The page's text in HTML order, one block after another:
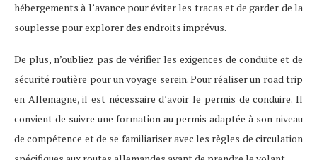
hébergements à l’avance pour éviter les tracas et de garder de la
souplesse pour explorer des endroits imprévus.
De plus, n’oubliez pas de vérifier les exigences de conduite et de
sécurité routière pour un voyage serein. Pour réaliser un road trip
en Allemagne, il est nécessaire d’avoir le permis de conduire. Il
convient de suivre une formation au permis adaptée à son niveau
de compétence et de se familiariser avec les règles de circulation